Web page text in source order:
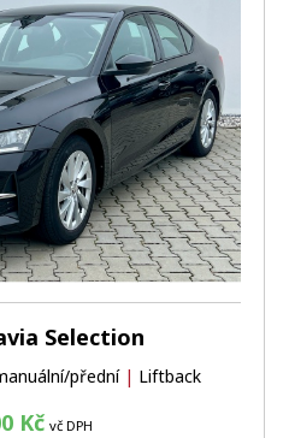
Selection
přední | Liftback
Kč vč DPH